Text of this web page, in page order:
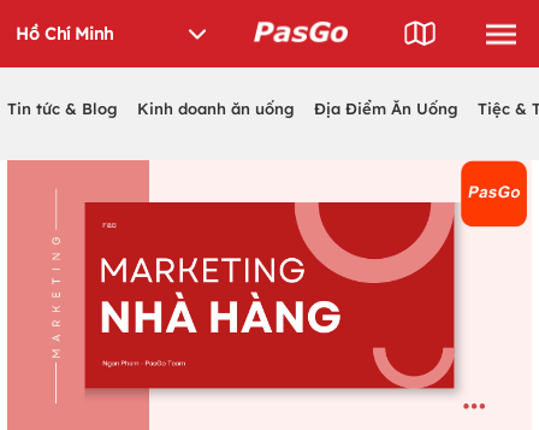
Tin tức & Blog Kinh doanh ăn uống Địa Điểm Ăn Uống Tiệc &